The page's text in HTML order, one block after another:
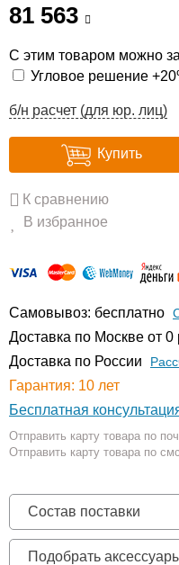
81 563
С этим товаром можно
Угловое решение
б/н расчет (для юр. лиц)
Купить
К сравнению
В избранное
Самовывоз: бесплатно
Доставка по Москве от 0
Доставка по России
Гарантия: 10 лет
Бесплатная
Отправить карту товара по
Отправить карту товара по смс
Состав поставки
Подобрать